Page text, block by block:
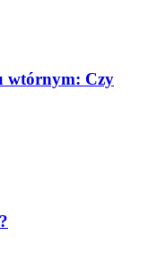
wtórnym: Czy